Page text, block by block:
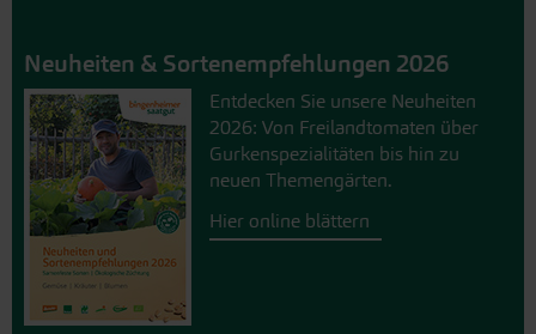
Neuheiten & Sortenempfehlungen 2026
Entdecken Sie unsere Neuheiten
2026: Von Freilandtomaten über
Gurkenspezialitäten bis hin zu
neuen Themengärten.
Hier online blättern